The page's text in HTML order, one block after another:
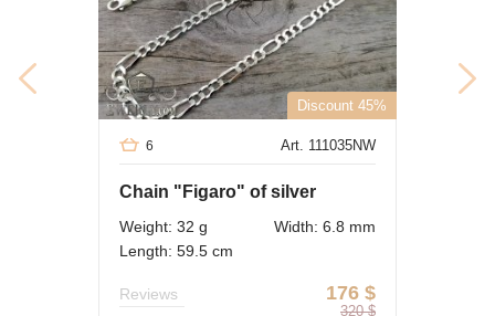
Discount 45%
Art. 111035NW
6
Chain "Figaro" of silver
Weight: 32 g
Width: 6.8 mm
Length: 59.5 cm
176 $
320 $
Reviews